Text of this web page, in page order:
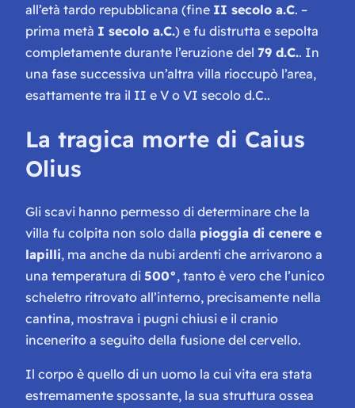
all’età tardo repubblicana (fine II secolo a.C. –
prima metà I secolo a.C.) e fu distrutta e sepolta
completamente durante l’eruzione del 79 d.C.. In
una fase successiva un’altra villa rioccupò l’area,
esattamente tra il II e V o VI secolo d.C..
La tragica morte di Caius
Olius
Gli scavi hanno permesso di determinare che la
villa fu colpita non solo dalla pioggia di cenere e
lapilli, ma anche da nubi ardenti che arrivarono a
una temperatura di 500°, tanto è vero che l’unico
scheletro ritrovato all’interno, precisamente nella
cantina, mostrava i pugni chiusi e il cranio
incenerito a seguito della fusione del cervello.
Il corpo è quello di un uomo la cui vita era stata
estremamente spossante, la sua struttura ossea